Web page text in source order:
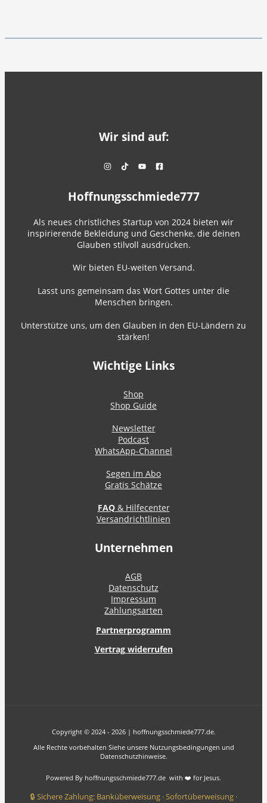
Wir sind auf:
Hoffnungsschmiede777
Als neues christliches Startup von 2024 bieten wir
inspirierende Bekleidung und Geschenke, die deinen
Glauben stilvoll ausdrücken.
Wir bieten EU-weiten Versand.
Lasst uns gemeinsam das Wort Gottes unter die
Menschen bringen.
Unterstütze uns, um den Glauben in den EU-Ländern zu
stärken!
Wichtige Links
Shop
Shop Guide
Newsletter
Podcast
WhatsApp-Channel
Segen im Abo
Gratis Schätze
FAQ& Hilfecenter
Versandrichtlinien
Unternehmen
AGB
Datenschutz
Impressum
Zahlungsarten
Partnerprogramm
Vertrag widerrufen
Copyright © 2024 - 2026 | hoffnungsschmiede777.de.
Alle Rechte vorbehalten Siehe unsere Nutzungsbedingungen und
Datenschutzhinweise.
Powered By hoffnungsschmiede777.de with ❤️ for Jesus.
🔒 Sichere Zahlung: Banküberweisung · Sofortüberweisung ·